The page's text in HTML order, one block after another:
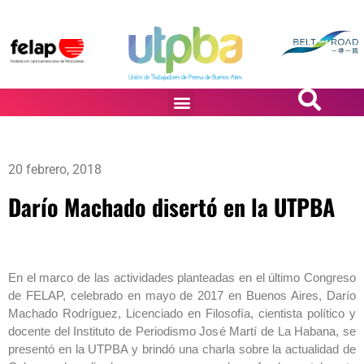
20 febrero, 2018
Darío Machado disertó en la UTPBA
En el marco de las actividades planteadas en el último Congreso
de FELAP, celebrado en mayo de 2017 en Buenos Aires, Darío
Machado Rodríguez, Licenciado en Filosofía, cientista político y
docente del Instituto de Periodismo José Martí de La Habana, se
presentó en la UTPBA y brindó una charla sobre la actualidad de